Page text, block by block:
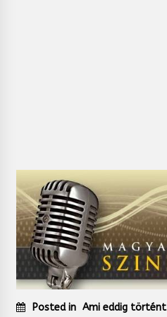
Posted in Ami eddig történt